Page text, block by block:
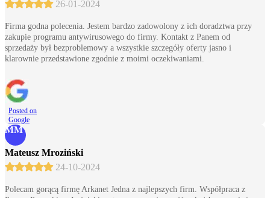
26-01-2024
Firma godna polecenia. Jestem bardzo zadowolony z ich doradztwa przy
zakupie programu antywirusowego do firmy. Kontakt z Panem od
sprzedaży był bezproblemowy a wszystkie szczegóły oferty jasno i
klarownie przedstawione zgodnie z moimi oczekiwaniami.
Posted on
Google
MM
Mateusz Mroziński
24-10-2024
Polecam gorącą firmę Arkanet Jedna z najlepszych firm. Współpraca z